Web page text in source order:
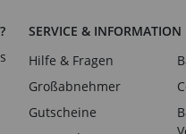
SERVICE & INFORMATION
Hilfe & Fragen
Großabnehmer
Gutscheine